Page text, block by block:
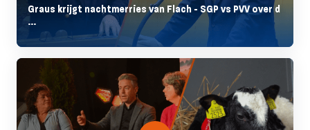
Graus krijgt nachtmerries van Flach - SGP vs PVV over d
...